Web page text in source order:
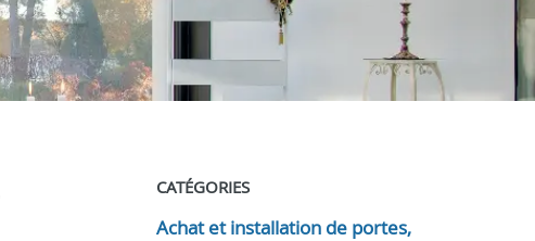
CATÉGORIES
Achat et installation de portes,